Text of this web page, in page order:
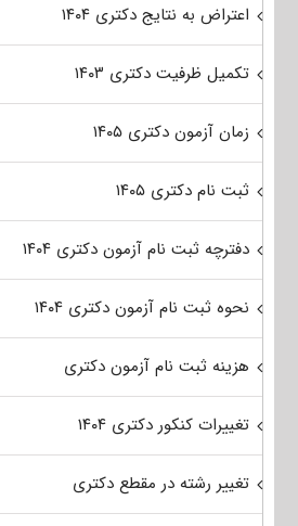
اعتراض به نتایج دکتری ۱۴۰۴
تکمیل ظرفیت دکتری ۱۴۰۳
زمان آزمون دکتری ۱۴۰۵
ثبت نام دکتری ۱۴۰۵
دفترچه ثبت نام آزمون دکتری ۱۴۰۴
نحوه ثبت نام آزمون دکتری ۱۴۰۴
هزینه ثبت نام آزمون دکتری
تغییرات کنکور دکتری ۱۴۰۴
تغییر رشته در مقطع دکتری